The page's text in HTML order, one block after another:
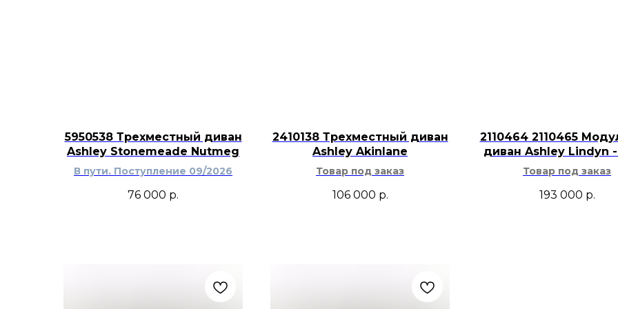
Для ухода
поверхность
абразивных
предметы без
зеркалом, рядом с
5950538 Трехместный диван
Ashley Stonemeade Nutmeg
В пути. Поступление 09/2026
76 000 р.
2410138 Трехместный диван
Ashley Akinlane
Товар под заказ
106 000 р.
2110464 2110465
диван Ashley Lindyn
Товар под заказ
193 000 р.